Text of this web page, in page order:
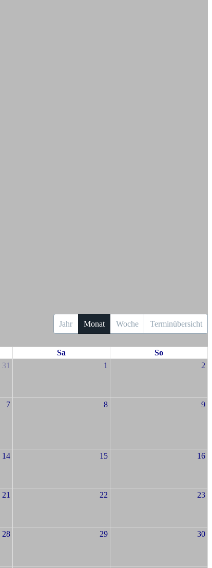
Jahr Monat Woche Terminübersicht
Sa
So
31 1 2
7 8 9
14 15 16
21 22 23
28 29 30